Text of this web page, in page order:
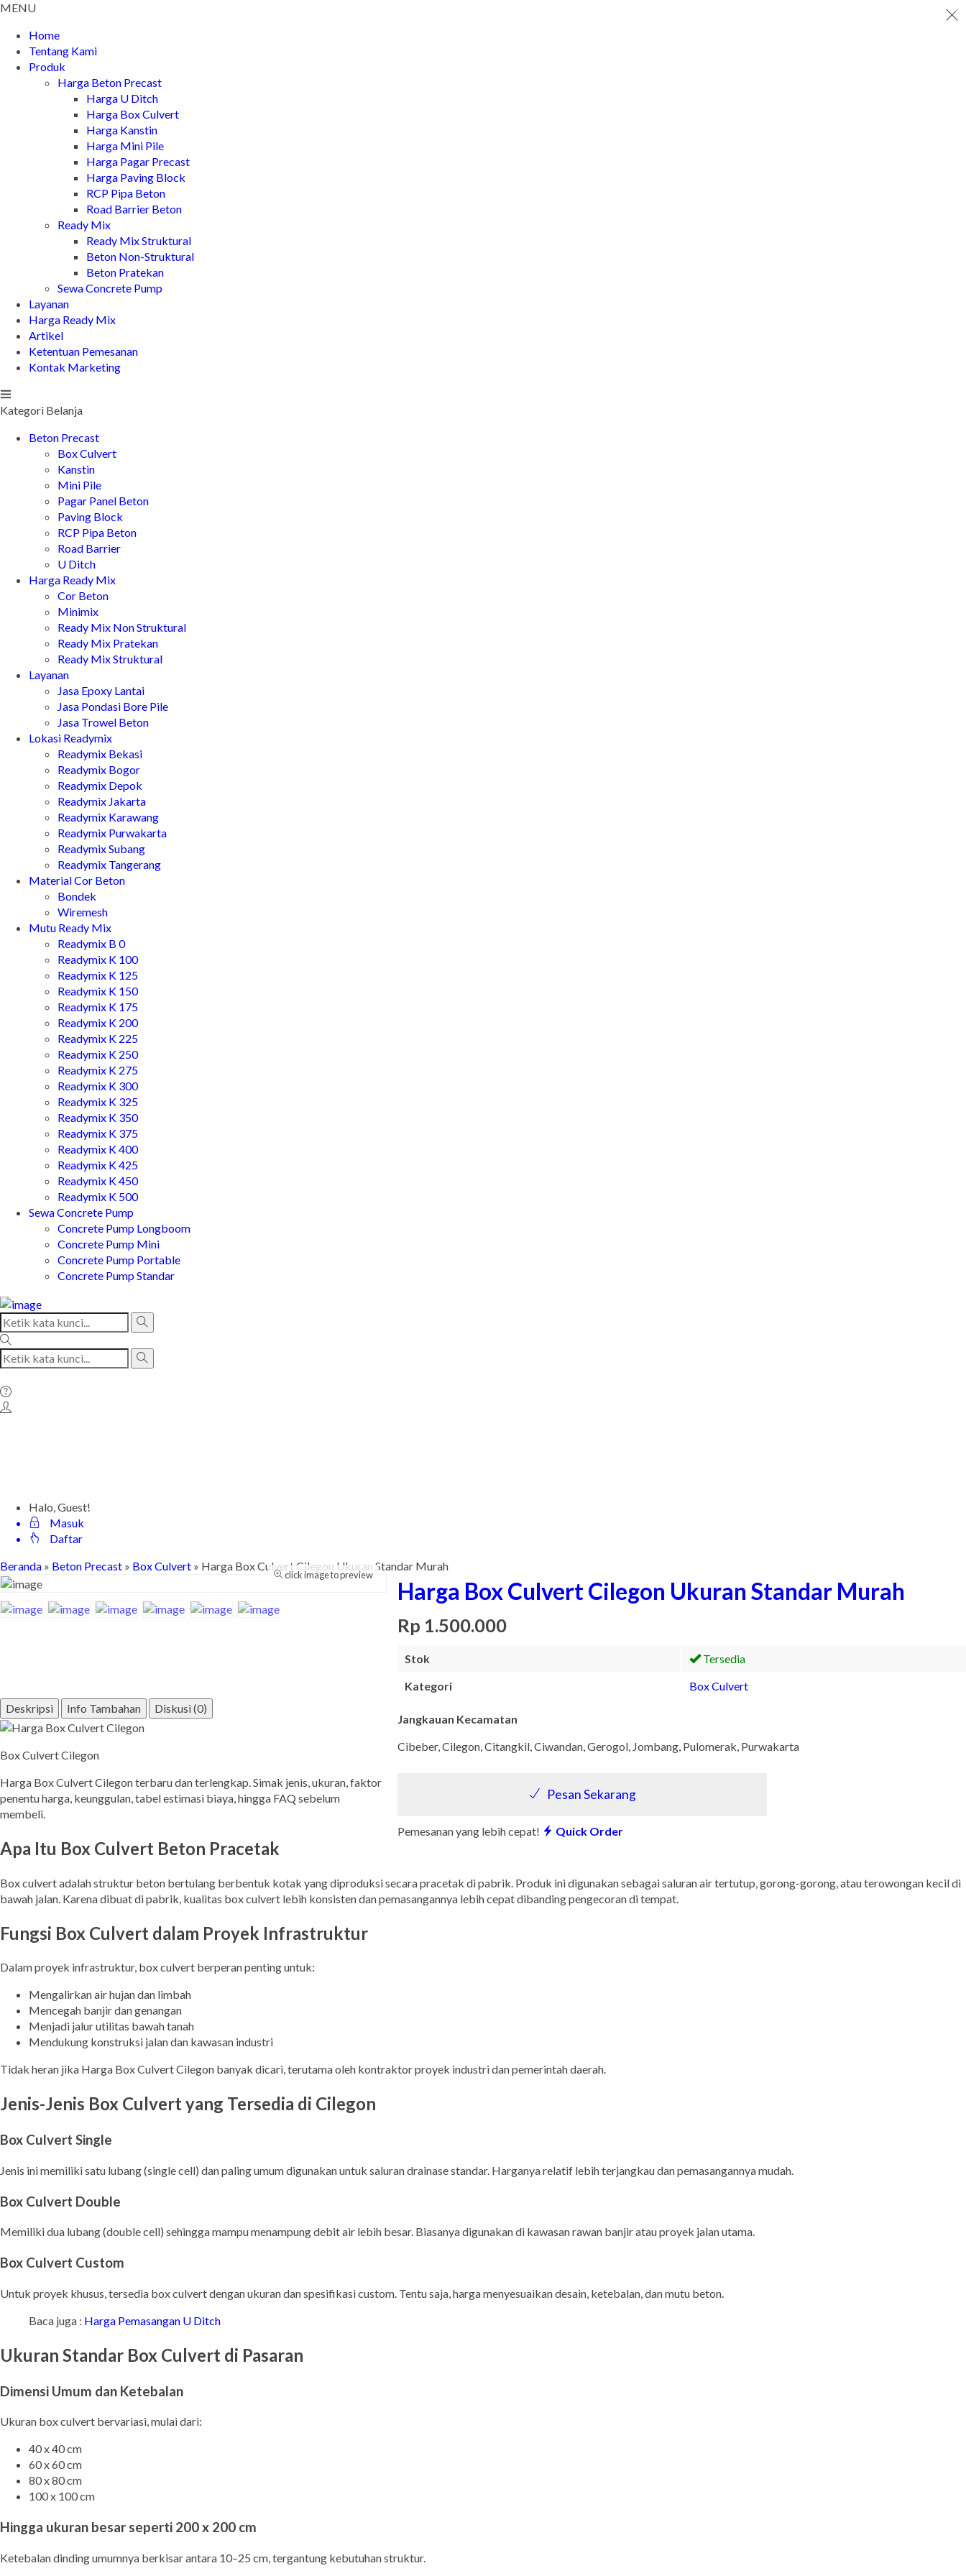
MENU
Home
Tentang Kami
Produk
Harga Beton Precast
Harga U Ditch
Harga Box Culvert
Harga Kanstin
Harga Mini Pile
Harga Pagar Precast
Harga Paving Block
RCP Pipa Beton
Road Barrier Beton
Ready Mix
Ready Mix Struktural
Beton Non-Struktural
Beton Pratekan
Sewa Concrete Pump
Layanan
Harga Ready Mix
Artikel
Ketentuan Pemesanan
Kontak Marketing
Kategori Belanja
Beton Precast
Box Culvert
Kanstin
Mini Pile
Pagar Panel Beton
Paving Block
RCP Pipa Beton
Road Barrier
U Ditch
Harga Ready Mix
Cor Beton
Minimix
Ready Mix Non Struktural
Ready Mix Pratekan
Ready Mix Struktural
Layanan
Jasa Epoxy Lantai
Jasa Pondasi Bore Pile
Jasa Trowel Beton
Lokasi Readymix
Readymix Bekasi
Readymix Bogor
Readymix Depok
Readymix Jakarta
Readymix Karawang
Readymix Purwakarta
Readymix Subang
Readymix Tangerang
Material Cor Beton
Bondek
Wiremesh
Mutu Ready Mix
Readymix B 0
Readymix K 100
Readymix K 125
Readymix K 150
Readymix K 175
Readymix K 200
Readymix K 225
Readymix K 250
Readymix K 275
Readymix K 300
Readymix K 325
Readymix K 350
Readymix K 375
Readymix K 400
Readymix K 425
Readymix K 450
Readymix K 500
Sewa Concrete Pump
Concrete Pump Longboom
Concrete Pump Mini
Concrete Pump Portable
Concrete Pump Standar
Halo, Guest!
Masuk
Daftar
Beranda » Beton Precast » Box Culvert » Harga Box Culvert Cilegon Ukuran Standar Murah
click image to preview
Harga Box Culvert Cilegon Ukuran Standar Murah
Rp 1.500.000
Stok
Tersedia
Kategori
Box Culvert
Jangkauan Kecamatan
Cibeber, Cilegon, Citangkil, Ciwandan, Gerogol, Jombang, Pulomerak, Purwakarta
Pesan Sekarang
Pemesanan yang lebih cepat! Quick Order
Deskripsi Info Tambahan Diskusi (0)
Box Culvert Cilegon
Harga Box Culvert Cilegon terbaru dan terlengkap. Simak jenis, ukuran, faktor
penentu harga, keunggulan, tabel estimasi biaya, hingga FAQ sebelum
membeli.
Apa Itu Box Culvert Beton Pracetak
Box culvert adalah struktur beton bertulang berbentuk kotak yang diproduksi secara pracetak di pabrik. Produk ini digunakan sebagai saluran air tertutup, gorong-gorong, atau terowongan kecil di
bawah jalan. Karena dibuat di pabrik, kualitas box culvert lebih konsisten dan pemasangannya lebih cepat dibanding pengecoran di tempat.
Fungsi Box Culvert dalam Proyek Infrastruktur
Dalam proyek infrastruktur, box culvert berperan penting untuk:
Mengalirkan air hujan dan limbah
Mencegah banjir dan genangan
Menjadi jalur utilitas bawah tanah
Mendukung konstruksi jalan dan kawasan industri
Tidak heran jika Harga Box Culvert Cilegon banyak dicari, terutama oleh kontraktor proyek industri dan pemerintah daerah.
Jenis-Jenis Box Culvert yang Tersedia di Cilegon
Box Culvert Single
Jenis ini memiliki satu lubang (single cell) dan paling umum digunakan untuk saluran drainase standar. Harganya relatif lebih terjangkau dan pemasangannya mudah.
Box Culvert Double
Memiliki dua lubang (double cell) sehingga mampu menampung debit air lebih besar. Biasanya digunakan di kawasan rawan banjir atau proyek jalan utama.
Box Culvert Custom
Untuk proyek khusus, tersedia box culvert dengan ukuran dan spesifikasi custom. Tentu saja, harga menyesuaikan desain, ketebalan, dan mutu beton.
Baca juga : Harga Pemasangan U Ditch
Ukuran Standar Box Culvert di Pasaran
Dimensi Umum dan Ketebalan
Ukuran box culvert bervariasi, mulai dari:
40 x 40 cm
60 x 60 cm
80 x 80 cm
100 x 100 cm
Hingga ukuran besar seperti 200 x 200 cm
Ketebalan dinding umumnya berkisar antara 10–25 cm, tergantung kebutuhan struktur.